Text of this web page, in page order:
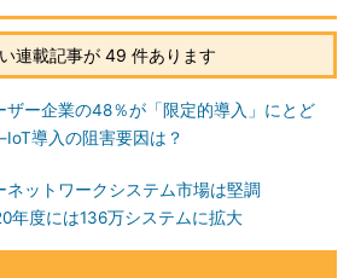
連載記事が 49 件あります
ザー企業の48％が「限定的導入」にとど
導入の阻害要因は？
ネットワークシステム市場は堅調
度には136万システムに拡大